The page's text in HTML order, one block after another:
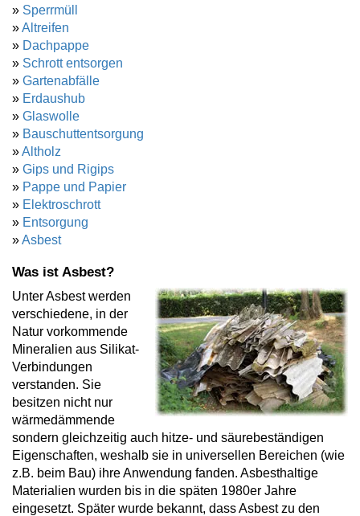
» Sperrmüll
»Altreifen
» Dachpappe
» Schrott entsorgen
» Gartenabfälle
» Erdaushub
» Glaswolle
» Bauschuttentsorgung
»Altholz
» Gips und Rigips
» Pappe und Papier
» Elektroschrott
» Entsorgung
»Asbest
Was ist Asbest?
Unter Asbest werden
verschiedene, in der
Natur vorkommende
Mineralien aus Silikat-
Verbindungen
verstanden. Sie
besitzen nicht nur
wärmedämmende
sondern gleichzeitig auch hitze- und säurebeständigen
Eigenschaften, weshalb sie in universellen Bereichen (wie
z.B. beim Bau) ihre Anwendung fanden. Asbesthaltige
Materialien wurden bis in die späten 1980er Jahre
eingesetzt. Später wurde bekannt, dass Asbest zu den